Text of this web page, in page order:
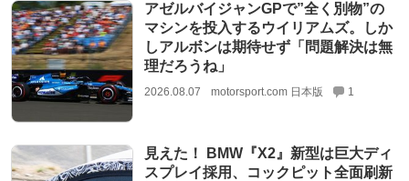
アゼルバイジャンGPで”全く別物”の
マシンを投入するウイリアムズ。しか
しアルボンは期待せず「問題解決は無
理だろうね」
2026.08.07 motorsport.com 日本版 1
見えた！ BMW『X2』新型は巨大ディ
スプレイ採用、コックピット全面刷新